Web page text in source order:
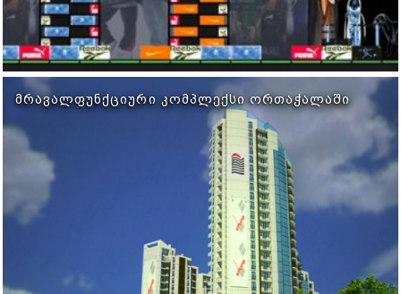
ᲛᲠᲐᲕᲐᲚᲤᲣᲜᲥᲪᲘᲣᲠᲘ ᲙᲝᲛᲞᲚᲔᲥᲡᲘ ᲝᲠᲗᲐᲭᲐᲚᲐᲨᲘ